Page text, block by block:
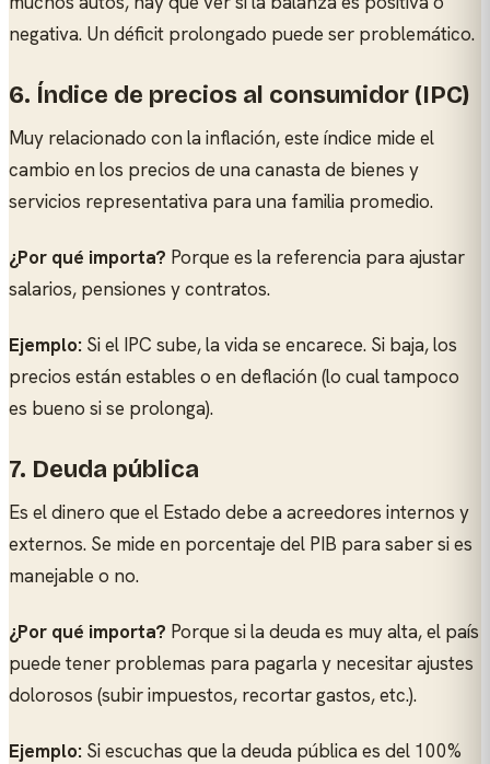
negativa. Un déficit prolongado puede ser problemático.
6. Índice de precios al consumidor (IPC)
Muy relacionado con la inflación, este índice mide el
cambio en los precios de una canasta de bienes y
servicios representativa para una familia promedio.
¿Por qué importa? Porque es la referencia para ajustar
salarios, pensiones y contratos.
Ejemplo: Si el IPC sube, la vida se encarece. Si baja, los
precios están estables o en deflación (lo cual tampoco
es bueno si se prolonga).
7. Deuda pública
Es el dinero que el Estado debe a acreedores internos y
externos. Se mide en porcentaje del PIB para saber si es
manejable o no.
¿Por qué importa? Porque si la deuda es muy alta, el país
puede tener problemas para pagarla y necesitar ajustes
dolorosos (subir impuestos, recortar gastos, etc.).
Ejemplo: Si escuchas que la deuda pública es del 100%